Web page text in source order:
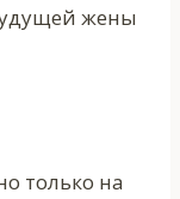
жены
только на